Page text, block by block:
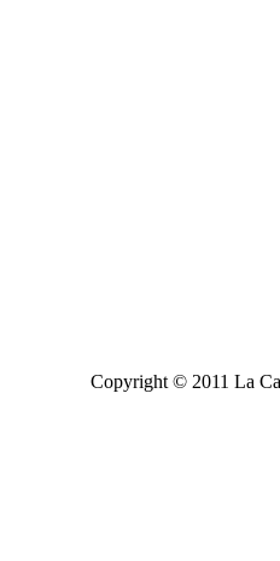
Copyright © 2011 La